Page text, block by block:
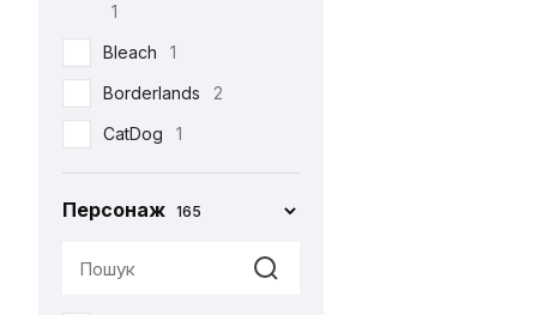
1
Bleach
1
Borderlands
2
CatDog
1
Charlie and the
1
5
Персонаж 165